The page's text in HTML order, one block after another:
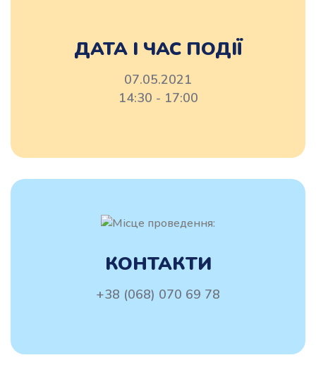
ДАТА І ЧАС ПОДІЇ
07.05.2021
14:30 - 17:00
КОНТАКТИ
+38 (068) 070 69 78